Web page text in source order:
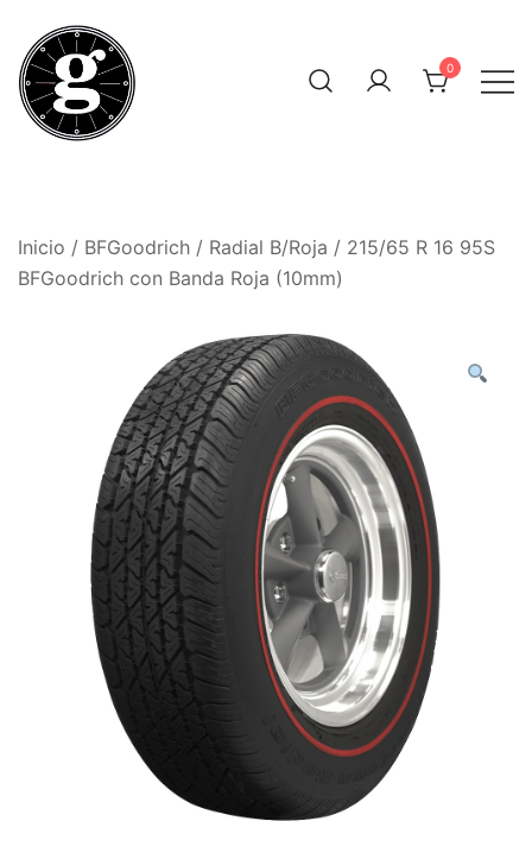
contenido
0
Inicio / BFGoodrich / Radial B/Roja / 215/65 R 16 95S
BFGoodrich con Banda Roja (10mm)